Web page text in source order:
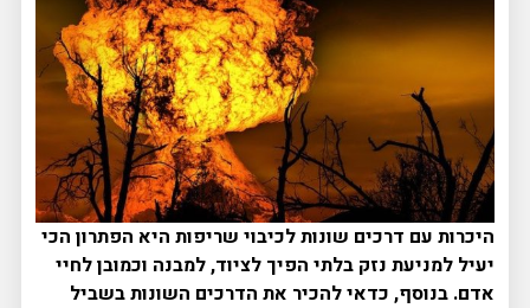
היכרות עם דרכים שונות לכיבוי שריפות היא הפתרון הכי
יעיל למניעת נזק בלתי הפיך לציוד, למבנה וכמובן לחיי
אדם. בנוסף, כדאי להכיר את הדרכים השונות בשביל